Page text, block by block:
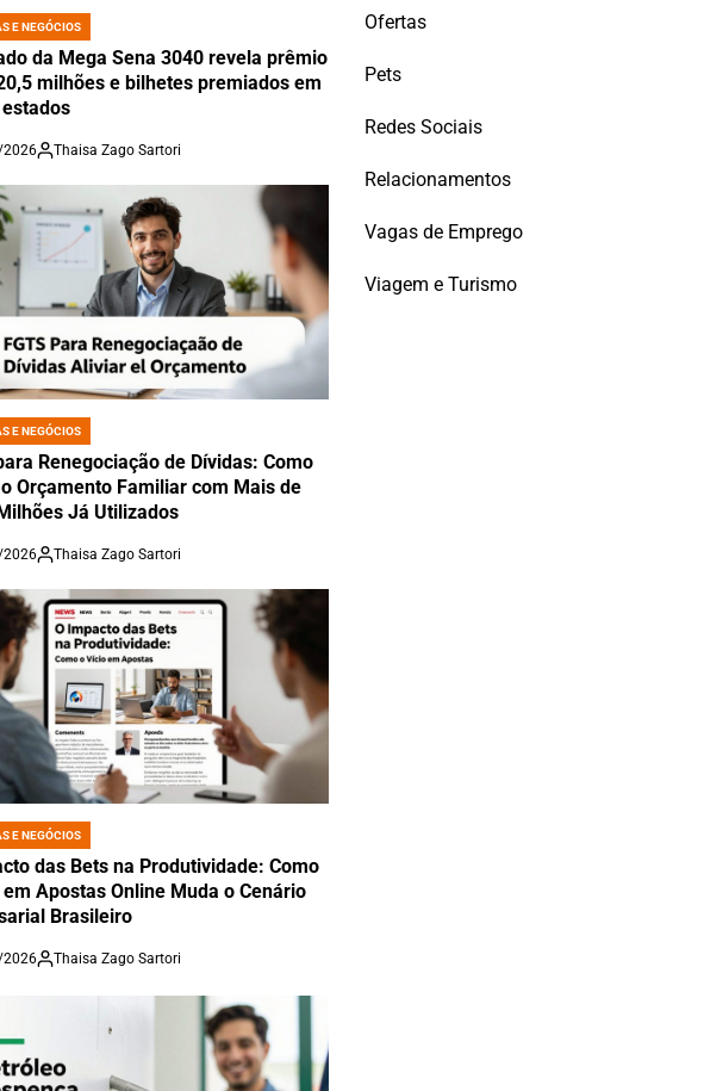
E NEGÓCIOS
da Mega Sena 3040 revela prêmio
milhões e bilhetes premiados em
Thaisa Zago Sartori
E NEGÓCIOS
Renegociação de Dívidas: Como
Orçamento Familiar com Mais de
Já Utilizados
Thaisa Zago Sartori
E NEGÓCIOS
das Bets na Produtividade: Como
Apostas Online Muda o Cenário
Brasileiro
Thaisa Zago Sartori
Ofertas
Pets
Redes Sociais
Relacionamentos
Vagas de Emprego
Viagem e Turismo